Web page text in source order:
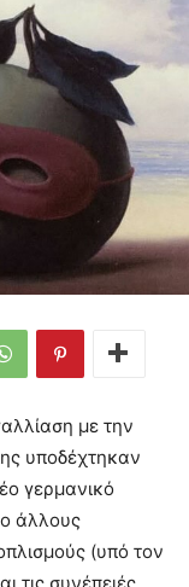
με την
υποδέχτηκαν
γερμανικό
άλλους
(υπό τον
τις συνέπειές